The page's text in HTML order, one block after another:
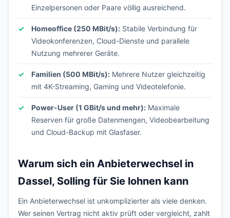
Einzelpersonen oder Paare völlig ausreichend.
Homeoffice (250 MBit/s): Stabile Verbindung für
Videokonferenzen, Cloud-Dienste und parallele
Nutzung mehrerer Geräte.
Familien (500 MBit/s): Mehrere Nutzer gleichzeitig
mit 4K-Streaming, Gaming und Videotelefonie.
Power-User (1 GBit/s und mehr): Maximale
Reserven für große Datenmengen, Videobearbeitung
und Cloud-Backup mit Glasfaser.
Warum sich ein Anbieterwechsel in
Dassel, Solling für Sie lohnen kann
Ein Anbieterwechsel ist unkomplizierter als viele denken.
Wer seinen Vertrag nicht aktiv prüft oder vergleicht, zahlt